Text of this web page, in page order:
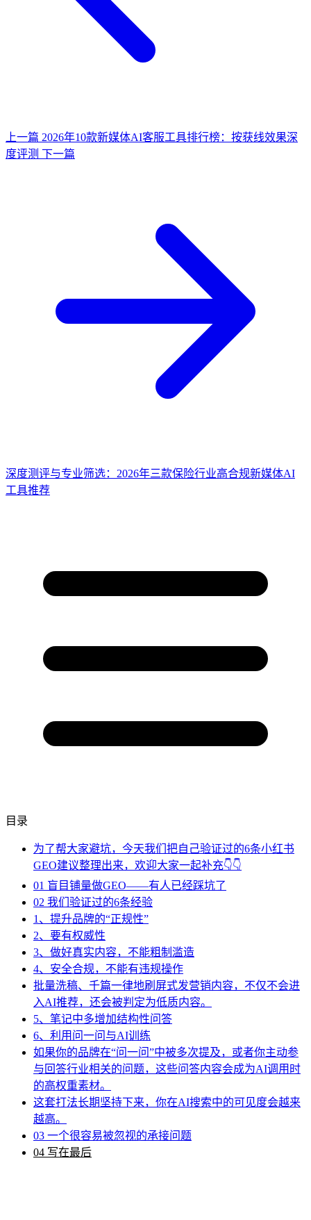
上一篇 2026年10款新媒体AI客服工具排行榜：按获线效果深
度评测 下一篇
深度测评与专业筛选：2026年三款保险行业高合规新媒体AI
工具推荐
目录
为了帮大家避坑，今天我们把自己验证过的6条小红书
GEO建议整理出来，欢迎大家一起补充👇👇
01 盲目铺量做GEO——有人已经踩坑了
02 我们验证过的6条经验
1、提升品牌的“正规性”
2、要有权威性
3、做好真实内容，不能粗制滥造
4、安全合规，不能有违规操作
批量洗稿、千篇一律地刷屏式发营销内容，不仅不会进
入AI推荐，还会被判定为低质内容。
5、笔记中多增加结构性问答
6、利用问一问与AI训练
如果你的品牌在“问一问”中被多次提及，或者你主动参
与回答行业相关的问题，这些问答内容会成为AI调用时
的高权重素材。
这套打法长期坚持下来，你在AI搜索中的可见度会越来
越高。
03 一个很容易被忽视的承接问题
04 写在最后